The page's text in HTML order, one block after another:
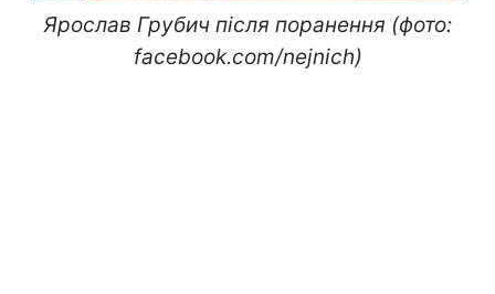
Ярослав Грубич після поранення (фото:
facebook.com/nejnich)